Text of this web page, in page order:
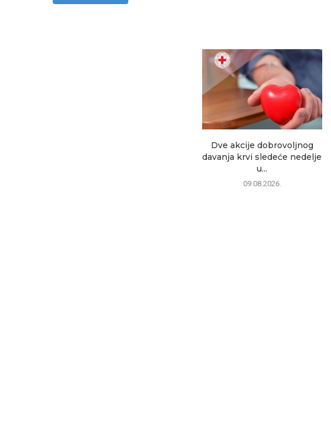
Dve akcije dobrovoljnog
davanja krvi sledeće nedelje
u...
09.08.2026.